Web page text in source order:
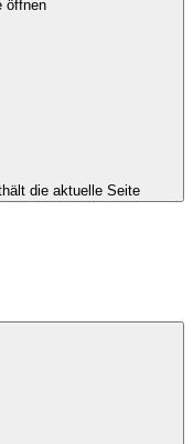
öffnen
die aktuelle Seite